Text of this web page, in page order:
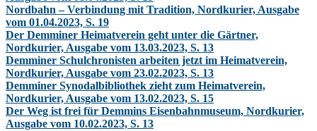
Nordbahn – Verbindung mit Tradition, Nordkurier, Ausgabe
vom 01.04.2023, S. 19
Der Demminer Heimatverein geht unter die Gärtner,
Nordkurier, Ausgabe vom 13.03.2023, S. 13
Demminer Schulchronisten arbeiten jetzt im Heimatverein,
Nordkurier, Ausgabe vom 23.02.2023, S. 13
Demminer Synodalbibliothek zieht zum Heimatverein,
Nordkurier, Ausgabe vom 13.02.2023, S. 15
Der Weg ist frei für Demmins Eisenbahnmuseum, Nordkurier,
Ausgabe vom 10.02.2023, S. 13